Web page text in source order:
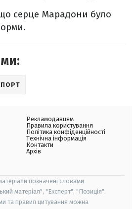
серце Марадони було
Рекламодавцям
Правила користування
Політика конфіденційності
Технічна інформація
Контакти
Архів
позначені словами
матеріал", "Експерт", "Позиція".
та правил цитування можна